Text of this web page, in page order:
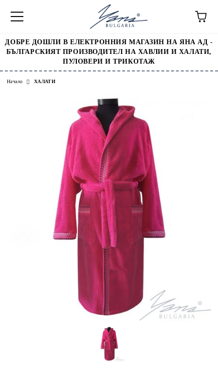
ДОБРЕ ДОШЛИ В ЕЛЕКТРОННИЯ МАГАЗИН НА ЯНА АД -
БЪЛГАРСКИЯТ ПРОИЗВОДИТЕЛ НА ХАВЛИИ И ХАЛАТИ,
ПУЛОВЕРИ И ТРИКОТАЖ
Начало ХАЛАТИ